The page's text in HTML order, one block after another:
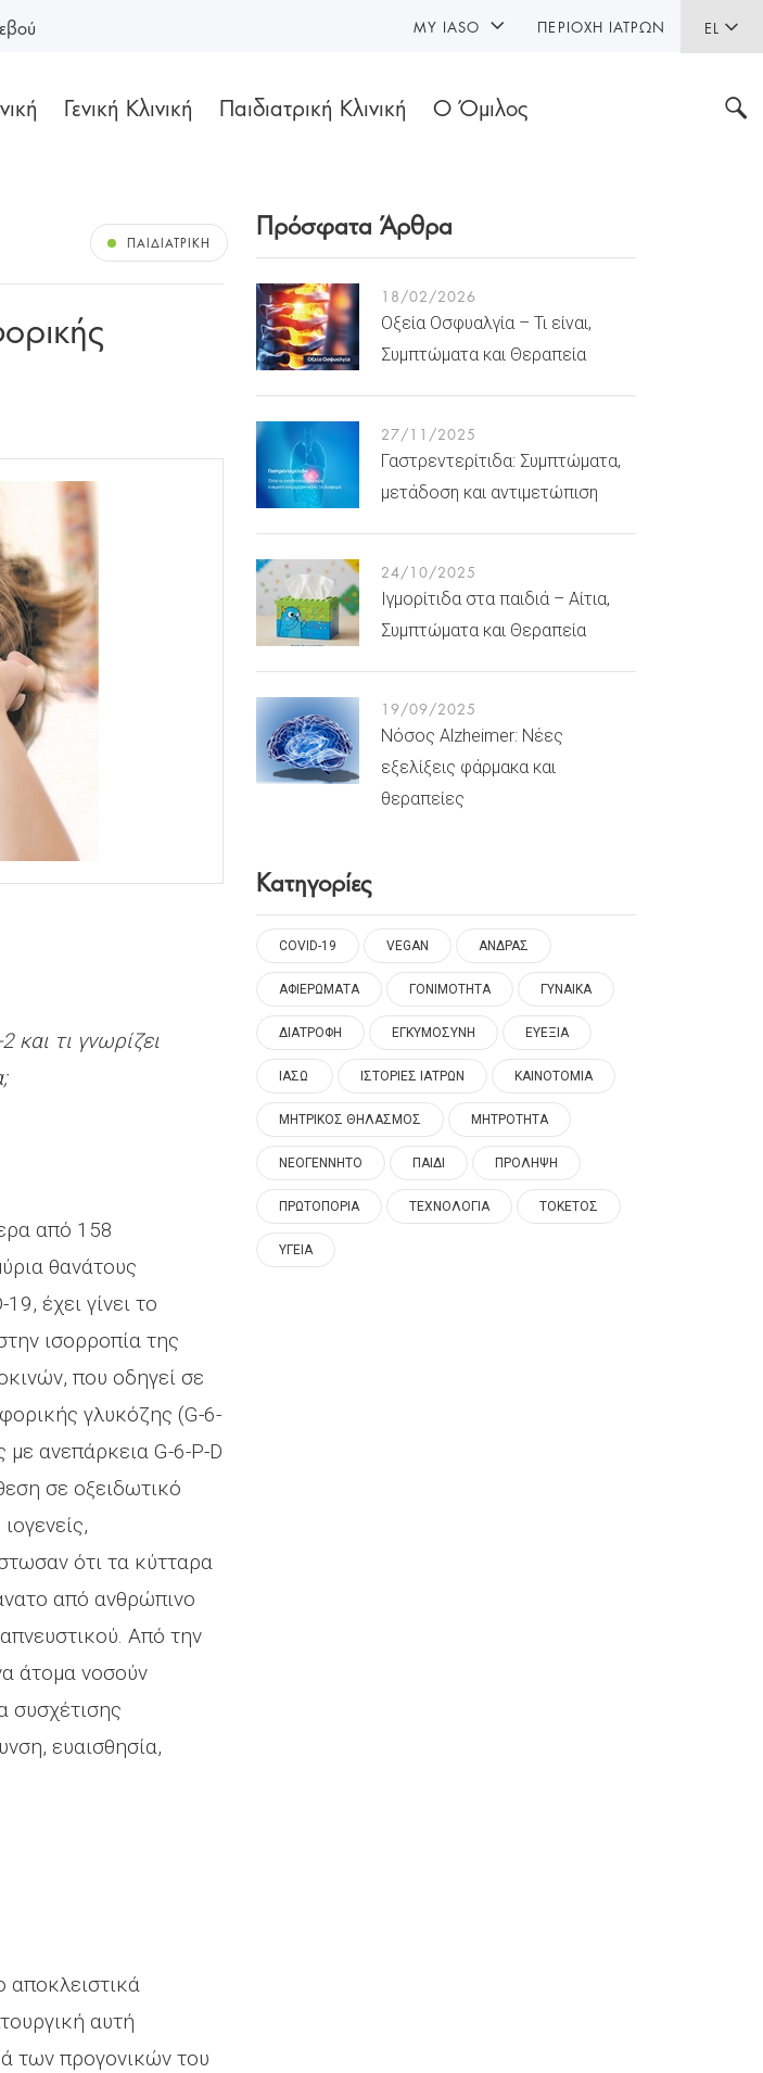
EL
Γενική Κλινική Παιδιατρική Κλινική Ο Όμιλος
MY IASO ΠΕΡΙΟΧΉ ΙΑΤΡΏΝ
ΠΑΙΔΙΑΤΡΙΚΉ
και τι γνωρίζει
από 158
θανάτους
έχει γίνει το
ισορροπία της
που οδηγεί σε
γλυκόζης (G-6-
με ανεπάρκεια G-6-P-D
σε οξειδωτικό
ότι τα κύτταρα
από ανθρώπινο
Από την
άτομα νοσούν
συσχέτισης
ευαισθησία,
αποκλειστικά
αυτή
των προγονικών του
Πρόσφατα Άρθρα
18/02/2026
Οξεία Οσφυαλγία – Τι είναι,
Συμπτώματα και Θεραπεία
27/11/2025
Γαστρεντερίτιδα: Συμπτώματα,
μετάδοση και αντιμετώπιση
24/10/2025
Ιγμορίτιδα στα παιδιά – Αίτια,
Συμπτώματα και Θεραπεία
19/09/2025
Νόσος Alzheimer: Νέες
εξελίξεις φάρμακα και
θεραπείες
Κατηγορίες
COVID-19 VEGAN ΑΝΔΡΑΣ
ΑΦΙΕΡΩΜΑΤΑ ΓΟΝΙΜΟΤΗΤΑ ΓΥΝΑΙΚΑ
ΔΙΑΤΡΟΦΗ ΕΓΚΥΜΟΣΥΝΗ ΕΥΕΞΙΑ
ΙΑΣΩ ΙΣΤΟΡΙΕΣ ΙΑΤΡΩΝ ΚΑΙΝΟΤΟΜΙΑ
ΜΗΤΡΙΚΟΣ ΘΗΛΑΣΜΟΣ ΜΗΤΡΟΤΗΤΑ
ΝΕΟΓΕΝΝΗΤΟ ΠΑΙΔΙ ΠΡΟΛΗΨΗ
ΠΡΩΤΟΠΟΡΙΑ ΤΕΧΝΟΛΟΓΙΑ ΤΟΚΕΤΟΣ
ΥΓΕΙΑ